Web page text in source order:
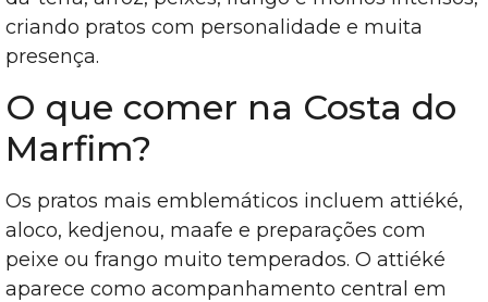
criando pratos com personalidade e muita
presença.
O que comer na Costa do
Marfim?
Os pratos mais emblemáticos incluem attiéké,
aloco, kedjenou, maafe e preparações com
peixe ou frango muito temperados. O attiéké
aparece como acompanhamento central em